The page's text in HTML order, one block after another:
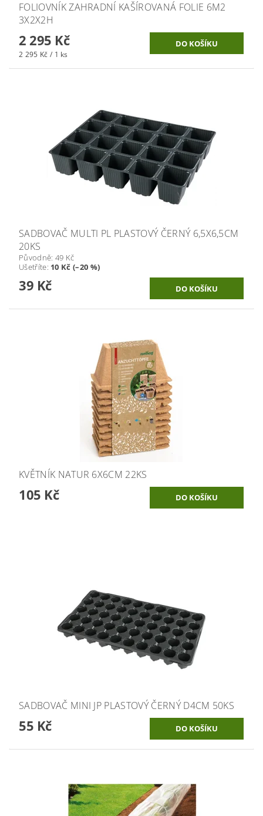
FOLIOVNÍK ZAHRADNÍ KAŠÍROVANÁ FOLIE 6M2
3X2X2H
2 295 Kč
2 295 Kč / 1 ks
SADBOVAČ MULTI PL PLASTOVÝ ČERNÝ 6,5X6,5CM
20KS
Původně: 49 Kč
Ušetříte: 10 Kč (–20 %)
39 Kč
KVĚTNÍK NATUR 6X6CM 22KS
105 Kč
SADBOVAČ MINI JP PLASTOVÝ ČERNÝ D4CM 50KS
55 Kč